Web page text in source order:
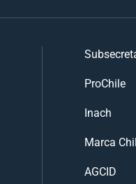
ProChile
Inach
Marca
AGCID